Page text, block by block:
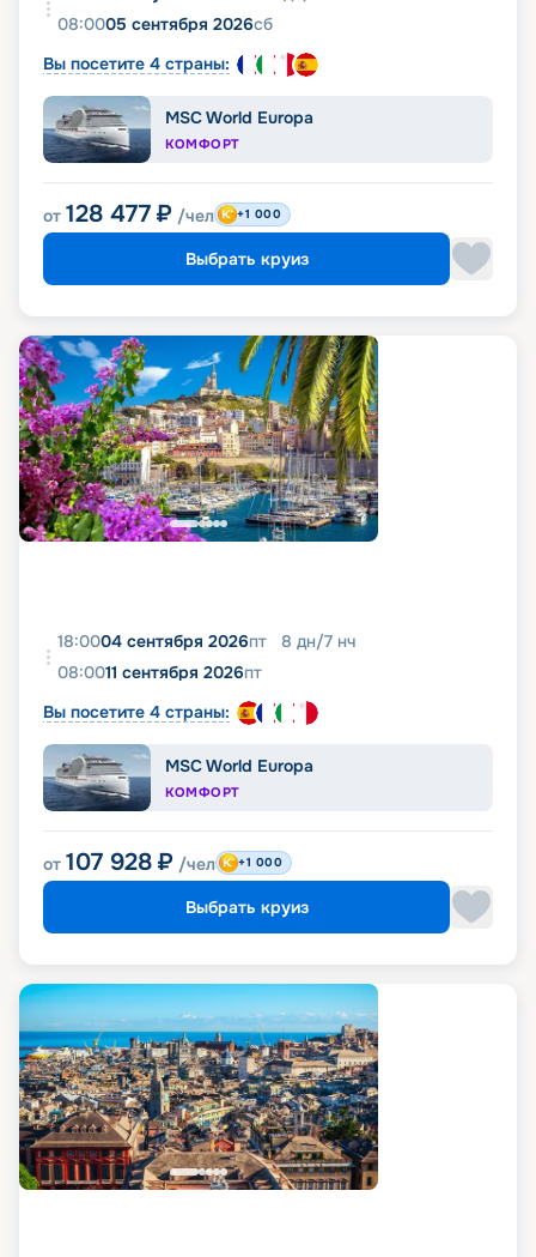
08:0005 сентября 2026сб
Вы посетите 4 страны:
MSC World Europa
КОМФОРТ
от 128 477 ₽ /чел +1 000
Выбрать круиз
18:0004 сентября 2026пт 8 дн/7 нч
08:0011 сентября 2026пт
Вы посетите 4 страны:
MSC World Europa
КОМФОРТ
от 107 928 ₽ /чел +1 000
Выбрать круиз